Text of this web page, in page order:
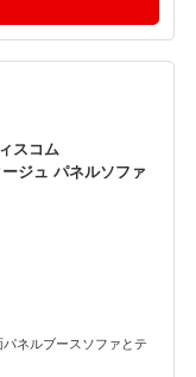
スコム
ジュ パネルソファ
ネルブースソファとテ